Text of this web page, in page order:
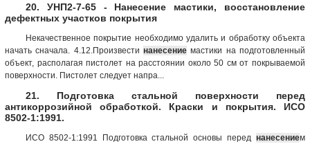
20. УНП2-7-65 - Нанесение мастики, восстановление
дефектных участков покрытия
Некачественное покрытие необходимо удалить и обработку объекта
начать сначала. 4.12.Произвести нанесение мастики на подготовленный
объект, располагая пистолет на расстоянии около 50 см от покрываемой
поверхности. Пистолет следует напра...
21. Подготовка стальной поверхности перед
антикоррозийной обработкой. Краски и покрытия. ИСО
8502-1:1991.
ИСО 8502-1:1991 Подготовка стальной основы перед нанесением